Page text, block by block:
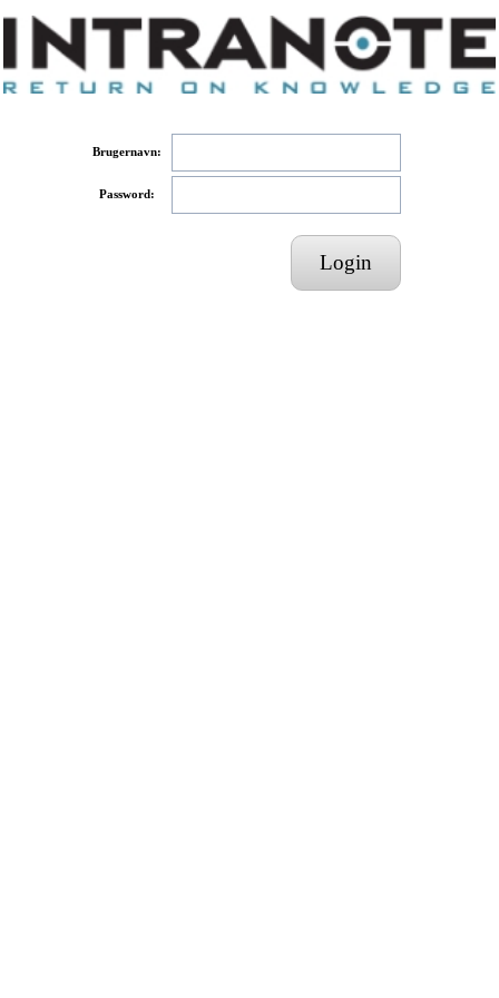
Brugernavn:
Password: